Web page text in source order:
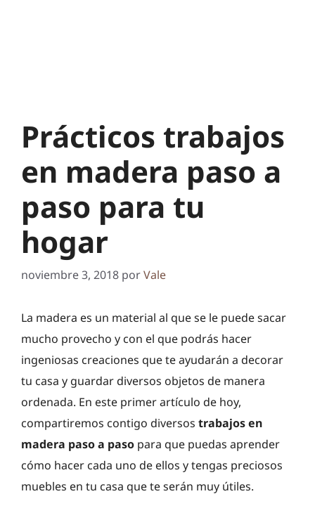
Prácticos trabajos
en madera paso a
paso para tu
hogar
noviembre 3, 2018 porVale
La madera es un material al que se le puede sacar
mucho provecho y con el que podrás hacer
ingeniosas creaciones que te ayudarán a decorar
tu casa y guardar diversos objetos de manera
ordenada. En este primer artículo de hoy,
compartiremos contigo diversos trabajos en
madera paso a paso para que puedas aprender
cómo hacer cada uno de ellos y tengas preciosos
muebles en tu casa que te serán muy útiles.